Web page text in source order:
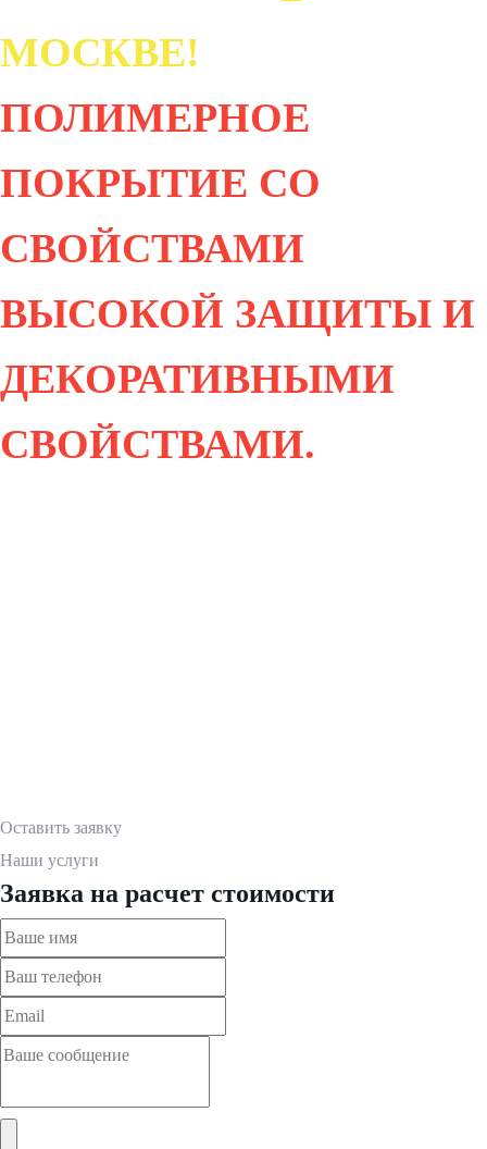
МОСКВЕ!
ПОЛИМЕРНОЕ
ПОКРЫТИЕ СО
СВОЙСТВАМИ
ВЫСОКОЙ ЗАЩИТЫ И
ДЕКОРАТИВНЫМИ
СВОЙСТВАМИ.
Оставить заявку
Наши услуги
Заявка на расчет стоимости